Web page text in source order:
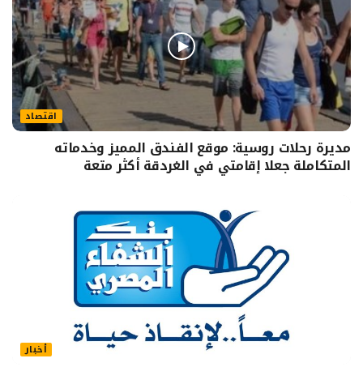
اقتصاد
مديرة رحلات روسية: موقع الفندق المميز وخدماته
المتكاملة جعلا إقامتي في الغردقة أكثر متعة
أخبار